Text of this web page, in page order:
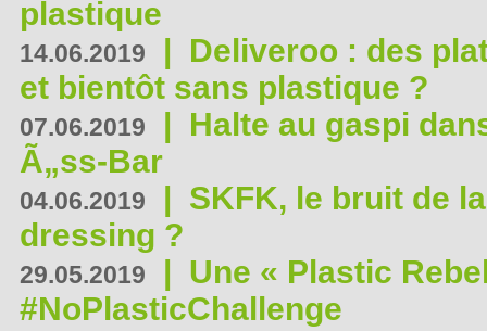
plastique
14.06.2019 | Deliveroo : des
et bientôt sans plastique ?
07.06.2019 | Halte au gaspi
Ã„ss-Bar
04.06.2019 | SKFK, le bruit de
dressing ?
29.05.2019 | Une « Plastic
#NoPlasticChallenge